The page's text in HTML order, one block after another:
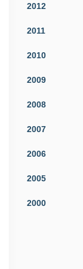
2012
2011
2010
2009
2008
2007
2006
2005
2000